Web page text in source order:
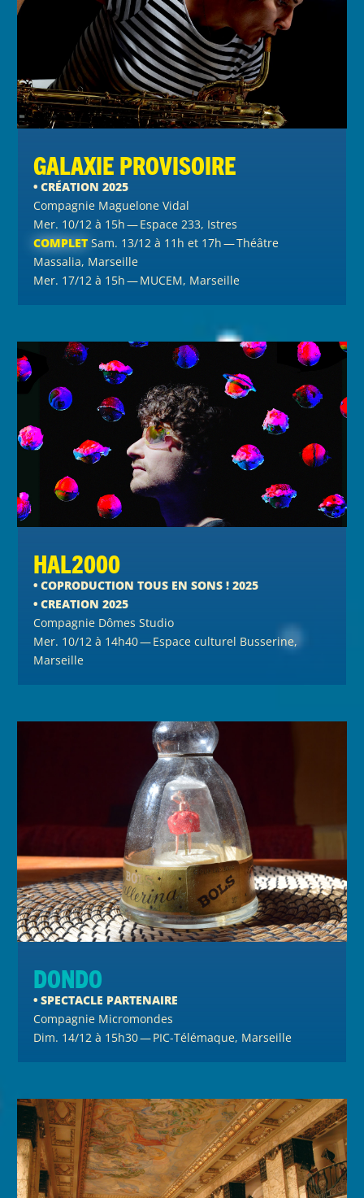
Galaxie Provisoire
• CRÉATION 2025
Compagnie Maguelone Vidal
Mer. 10/12 à 15h — Espace 233, Istres
COMPLET Sam. 13/12 à 11h et 17h — Théâtre
Massalia, Marseille
Mer. 17/12 à 15h — MUCEM, Marseille
HAL2000
• COPRODUCTION TOUS EN SONS ! 2025
• CREATION 2025
Compagnie Dômes Studio
Mer. 10/12 à 14h40 — Espace culturel Busserine,
Marseille
Dondo
• SPECTACLE PARTENAIRE
Compagnie Micromondes
Dim. 14/12 à 15h30 — PIC-Télémaque, Marseille